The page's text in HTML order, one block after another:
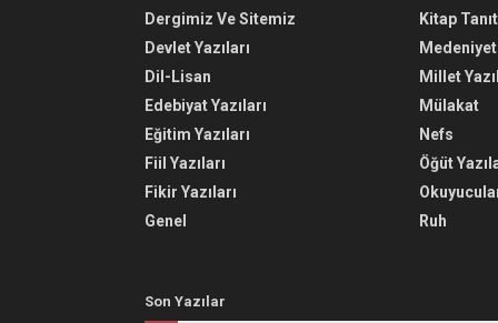
Dergimiz Ve Sitemiz
Devlet Yazıları
Dil-Lisan
Edebiyat Yazıları
Eğitim Yazıları
Fiil Yazıları
Fikir Yazıları
Genel
Kitap
Medeniyet
Millet
Mülakat
Nefs
Öğüt
Ruh
Son Yazılar